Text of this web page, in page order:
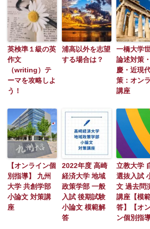
英検準１級の英
作文
（writing）テ
ーマを攻略しよ
う！
浦高以外を志望
する場合は？
一橋大学
論述対策
慶・近現
策：オン
講座
【オンライン個
別指導】 九州
大学 共創学部
小論文 対策講
座
2022年度 高崎
経済大学 地域
政策学部 一般
入試 後期試験
小論文 模範解
答
立教大学
選抜入試
文 過去問
講座【模
答】【オ
ン個別指導